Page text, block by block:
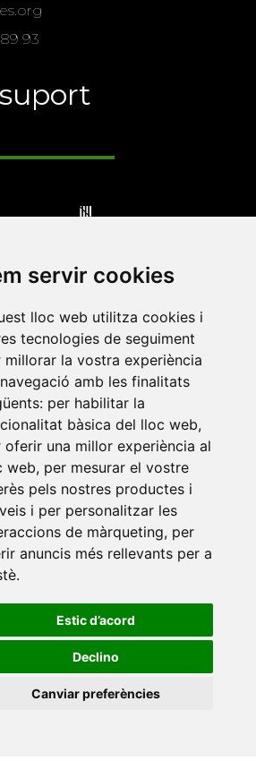
servir cookies
lloc web utilitza cookies i
tecnologies de seguiment
millorar la vostra experiència
amb les finalitats
per habilitar la
bàsica del lloc web,
oferir una millor experiència al
web, per mesurar el vostre
pels nostres productes i
i per personalitzar les
de màrqueting, per
anuncis més rellevants per a
.
Estic d’acord
Declino
Canviar preferències
93
CEU•Universitat d'Alacant
•Universitat Autònoma de
de Barcelona•Universitat
•Universitat de Girona •
les Illes Balears• Universitat
•Universitat Jaume I
• Universitat Miguel Hernández
Oberta de Catalunya•Universitat
•Universitat Politècnica de
Politècnica de València
Fabra
Virgili
•Universitat de Sàsser
•Universitat de Vic -
Central de Catalunya